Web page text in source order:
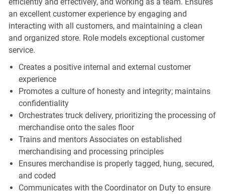
an excellent customer experience by engaging and
interacting with all customers, and maintaining a clean
and organized store. Role models exceptional customer
service.
Creates a positive internal and external customer
experience
Promotes a culture of honesty and integrity; maintains
confidentiality
Orchestrates truck delivery, prioritizing the processing of
merchandise onto the sales floor
Trains and mentors Associates on established
merchandising and processing principles
Ensures merchandise is properly tagged, hung, secured,
and coded
Communicates with the Coordinator on Duty to ensure